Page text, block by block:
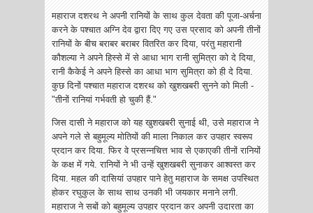
महाराज दशरथ ने अपनी ‌रानियों के साथ कुल देवता की पूजा-अर्चना
करने ‌के पश्चात अग्नि देव द्वारा दिए गए उस प्रसाद को अपनी तीनों
रानियों के बीच बराबर बराबर वितरित कर दिया, परंतु महारानी
कौशल्या ने‌ अपने हिस्से में से आधा भाग रानी सुमित्रा को दे दिया,
रानी ‌कैकेई ने अपने हिस्से का आधा भाग सुमित्रा को ही दे दिया.
कुछ दिनों पश्चात महाराज दशरथ को खुशखबरी सुनने को मिली -
"तीनों रानियां गर्भवती हो चुकी हैं."
जिस दासी ने महाराज को यह खुशखबरी सुनाई थी, उसे महाराज ने
अपने गले से बहुमूल्य मोतियों की माला निकाल कर उपहार स्वरूप
प्रदान कर दिया. फिर वे प्रसन्नचित्त भाव से एकाएकी तीनों रानियों
के कक्ष में गये. रानियों ने भी उन्हें खुशखबरी सुनाकर आश्वस्त कर
दिया. महल की दासियां उपहार पाने हेतु महाराज के समक्ष उपस्थित
होकर रघुकुल के साथ साथ उनकी भी जयकार मनाने लगी.
महाराज ने सबों को बहुमूल्य उपहार प्रदान कर अपनी उदारता का